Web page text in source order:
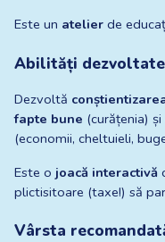
Este un atelier de
Abilități dezvoltate
Dezvoltă
fapte bune (curățenia) și
(economii, cheltuieli,
Este o joacă interactivă
plictisitoare (taxe!) să
Vârsta